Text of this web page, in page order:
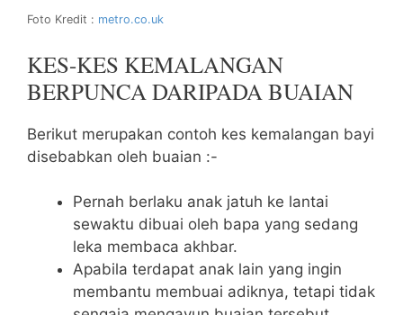
Foto Kredit : metro.co.uk
KES-KES KEMALANGAN
BERPUNCA DARIPADA BUAIAN
Berikut merupakan contoh kes kemalangan bayi
disebabkan oleh buaian :-
Pernah berlaku anak jatuh ke lantai
sewaktu dibuai oleh bapa yang sedang
leka membaca akhbar.
Apabila terdapat anak lain yang ingin
membantu membuai adiknya, tetapi tidak